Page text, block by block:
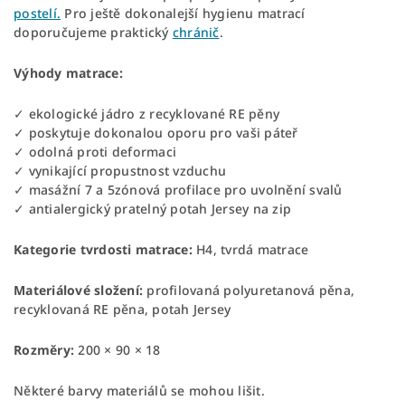
postelí. Pro ještě dokonalejší hygienu matrací
doporučujeme praktický chránič.
Výhody matrace:
✓ ekologické jádro z recyklované RE pěny
✓ poskytuje dokonalou oporu pro vaši páteř
✓ odolná proti deformaci
✓ vynikající propustnost vzduchu
✓ masážní 7 a 5zónová profilace pro uvolnění svalů
✓ antialergický pratelný potah Jersey na zip
Kategorie tvrdosti matrace: H4, tvrdá matrace
Materiálové složení: profilovaná polyuretanová pěna,
recyklovaná RE pěna, potah Jersey
Rozměry:200 × 90 × 18
Některé barvy materiálů se mohou lišit.